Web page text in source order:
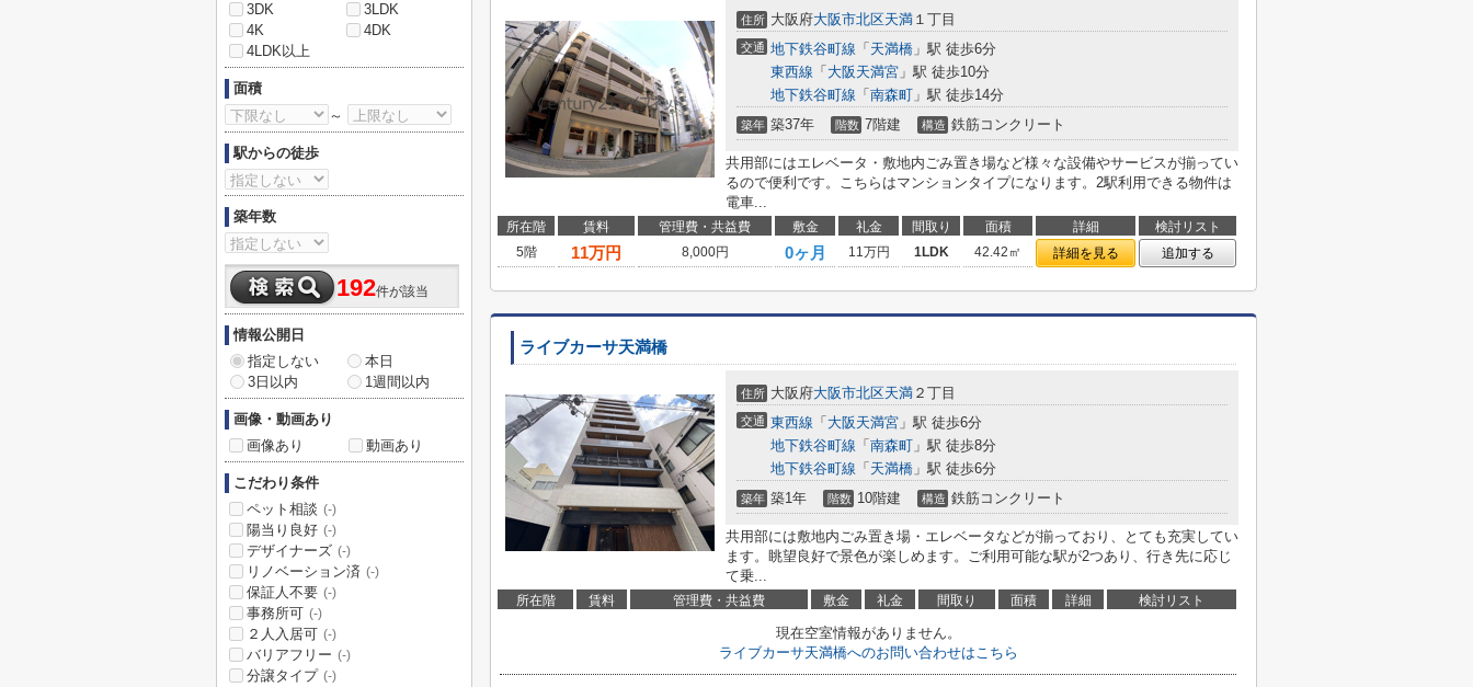
住所 大阪府大阪市北区天満 １丁目
交通 地下鉄谷町線 「 天満橋 」駅 徒歩6分
東西線 「 大阪天満宮 」駅 徒歩10分
地下鉄谷町線 「 南森町 」駅 徒歩14分
築年 築37年 階数 7階建 構造 鉄筋コンクリート
共用部にはエレベータ・敷地内ごみ置き場など様々な設備やサービスが揃ってい
るので便利です。こちらはマンションタイプになります。2駅利用できる物件は
電車...
所在階 賃料 管理費・共益費 敷金 礼金 間取り 面積 詳細
検討リスト
5階
11万円 8,000円 0ヶ月 11万円 1LDK 42.42㎡ 詳細を見る 追加する
ライブカーサ天満橋
住所 大阪府大阪市北区天満 ２丁目
交通 東西線 「 大阪天満宮 」駅 徒歩6分
地下鉄谷町線 「 南森町 」駅 徒歩8分
地下鉄谷町線 「 天満橋 」駅 徒歩6分
築年 築1年 階数 10階建 構造 鉄筋コンクリート
共用部には敷地内ごみ置き場・エレベータなどが揃っており、とても充実してい
ます。眺望良好で景色が楽しめます。ご利用可能な駅が2つあり、行き先に応じ
て乗...
所在階 賃料 管理費・共益費 敷金 礼金 間取り 面積 詳細 検討リスト
現在空室情報がありません。
ライブカーサ天満橋へのお問い合わせはこちら
3DK
3LDK
4K
4DK
4LDK以上
面積
～
駅からの徒歩
築年数
192件が該当
情報公開日
指定しない
本日
3日以内
1週間以内
画像・動画あり
画像あり
動画あり
こだわり条件
ペット相談 (-)
陽当り良好 (-)
デザイナーズ (-)
リノベーション済 (-)
保証人不要 (-)
事務所可 (-)
２人入居可 (-)
バリアフリー (-)
分譲タイプ (-)